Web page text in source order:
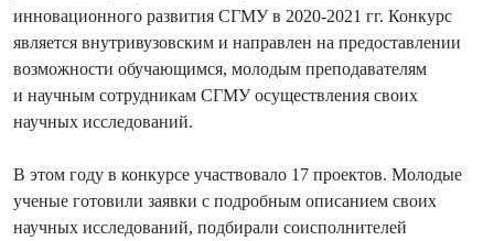
инновационного развития СГМУ в 2020-2021 гг. Конкурс
является внутривузовским и направлен на предоставлении
возможности обучающимся, молодым преподавателям
и научным сотрудникам СГМУ осуществления своих
научных исследований.
В этом году в конкурсе участвовало 17 проектов. Молодые
ученые готовили заявки с подробным описанием своих
научных исследований, подбирали соисполнителей